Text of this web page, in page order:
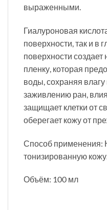
выраженными.
Гиалуроновая
поверхности, так и в
поверхности
пленку, которая
воды, сохраняя
заживлению ран,
защищает клетки от
оберегает кожу от
Способ применения:
тонизированную кожу.
Объём: 100 мл